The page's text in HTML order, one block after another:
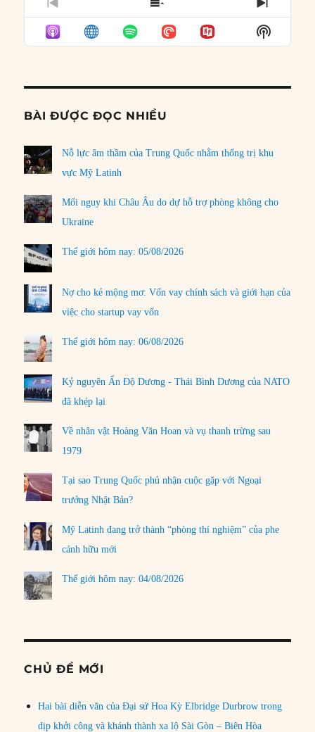
PREVIOUS
EPISODE
SHOW
EPISODES
LIST
NEXT
Show
Podcast
BÀI ĐƯỢC ĐỌC NHIỀU
Nỗ lực âm thầm của Trung Quốc nhằm thống trị khu
vực Mỹ Latinh
Mối nguy khi Châu Âu do dự hỗ trợ phòng không cho
Ukraine
Thế giới hôm nay: 05/08/2026
Nợ cho kẻ mộng mơ: Vốn vay chính sách và giới hạn của
việc cho startup vay vốn
Thế giới hôm nay: 06/08/2026
Kỷ nguyên Ấn Độ Dương - Thái Bình Dương của NATO
đã khép lại
Về nhân vật Hoàng Văn Hoan và vụ thanh trừng sau
1979
Tại sao Trung Quốc phủ nhận cuộc gặp với Ngoại
trưởng Nhật Bản?
Mỹ Latinh đang trở thành “phòng thí nghiệm” của phe
cánh hữu mới
Thế giới hôm nay: 04/08/2026
CHỦ ĐỀ MỚI
Hai bài diễn văn của Đại sứ Hoa Kỳ Elbridge Durbrow trong
dịp khởi công và khánh thành xa lộ Sài Gòn – Biên Hòa